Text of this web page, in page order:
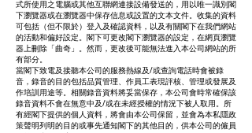
式所使用之電腦或其他互聯網連接設備發送的，用以唯一識別閣
下瀏覽器或在瀏覽器中保存信息或設置的文本文件。收集的資料
可包括（但不限於）登入及確認資料，以及有關閣下在我們網站
的活動和偏好設定。閣下可更改閣下瀏覽器的設定，在網頁瀏覽
器上刪除「曲奇」。然而，更改後可能無法進入本公司網站的所
有部分。
當閣下致電及接聽本公司的服務熱線及/或查詢電話時會被錄
音，錄音的目的包括品質管理、作員工表現評核、管理或發展及
作培訓用途等。相關錄音資料將妥當保存，本公司會時常確保該
錄音資料不會在無意中及/或在未經授權的情況下被人取用。所
有經閣下提供的個人資料，將會由本公司保留，並會為本私隱政
策聲明列明的目的或事先通知閣下的其他目的，供本公司的僱員